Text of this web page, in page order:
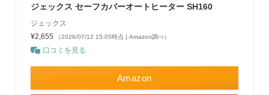
ジェックス セーフカバーオートヒーター SH160
ジェックス
¥2,655
（2026/07/12 15:05時点 | Amazon調べ）
口コミを見る
Amazon